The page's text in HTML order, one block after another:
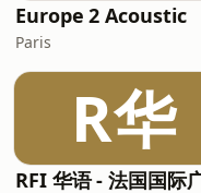
Europe 2 Acoustic
Paris
R华